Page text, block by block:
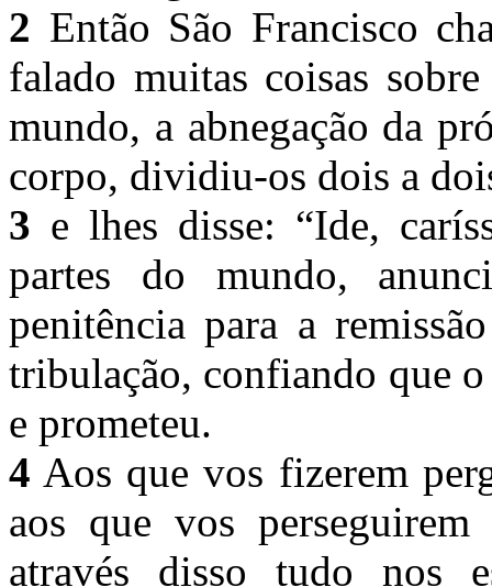
2 Então São Francisco
falado muitas coisas
mundo, a abnegação da
corpo, dividiu-os dois a
3 e lhes disse: “Ide,
partes do mundo,
penitência para a
tribulação, confiando que
e prometeu.
4 Aos que vos fizerem
aos que vos
através disso tudo nos